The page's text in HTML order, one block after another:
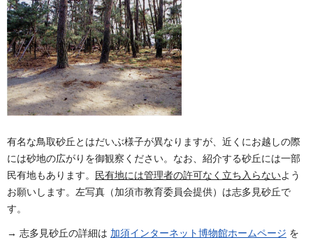
有名な鳥取砂丘とはだいぶ様子が異なりますが、近くにお越しの際
には砂地の広がりを御観察ください。なお、紹介する砂丘には一部
民有地もあります。 民有地には管理者の許可なく立ち入らないよう
お願いします。左写真（加須市教育委員会提供）は志多見砂丘で
す。
→ 志多見砂丘の詳細は 加須インターネット博物館ホームページ を